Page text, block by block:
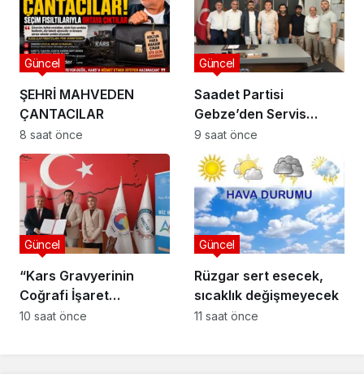
ŞEHRİ MAHVEDEN
ÇANTACILAR
Güncel
8 saat önce
Saadet Partisi
Gebze’den Servis
Esnafına Destek
Ziyareti: “Sektörde
Adalet Sağlanmalı”
Güncel
9 saat önce
“Kars Gravyerinin
Coğrafi İşaret
Niteliğinin
Güncel
10 saat önce
Rüzgar sert esecek,
sıcaklık değişmeyecek
Güncel
11 saat önce